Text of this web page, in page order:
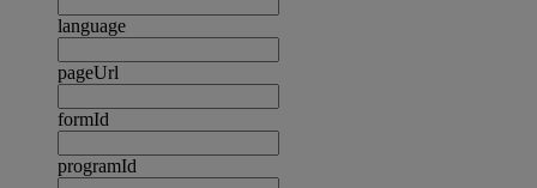
language
pageUrl
formId
programId